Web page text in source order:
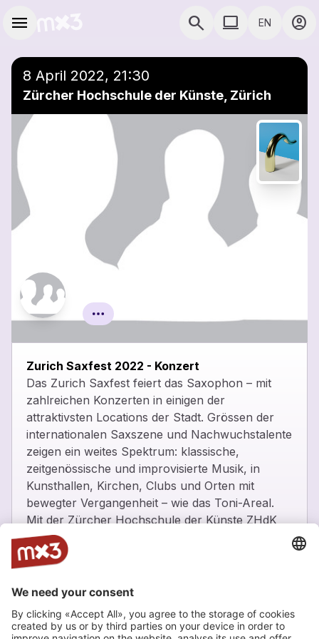
menu search COMPUTER USE
computer EN account_circle
8 April 2022, 21:30
Zürcher Hochschule der Künste, Zürich
Zurich Saxfest 2022 - Konzert
Das Zurich Saxfest feiert das Saxophon – mit
zahlreichen Konzerten in einigen der
attraktivsten Locations der Stadt. Grössen der
internationalen Saxszene und Nachwuchstalente
zeigen ein weites Spektrum: klassische,
zeitgenössische und improvisierte Musik, in
Kunsthallen, Kirchen, Clubs und Orten mit
bewegter Vergangenheit – wie das Toni-Areal.
Mit der Zürcher Hochschule der Künste ZHdK
als Partnerin werden auch zahlreiche
Masterclasses und Lectures sowie eine
Ausstellung geboten.
_
Zürcher Hochschule der Künste, Zürich